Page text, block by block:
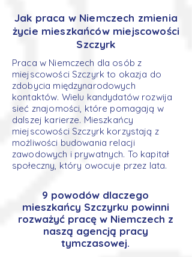
Jak praca w Niemczech zmienia
życie mieszkańców miejscowości
Szczyrk
Praca w Niemczech dla osób z
miejscowości Szczyrk to okazja do
zdobycia międzynarodowych
kontaktów. Wielu kandydatów rozwija
sieć znajomości, które pomagają w
dalszej karierze. Mieszkańcy
miejscowości Szczyrk korzystają z
możliwości budowania relacji
zawodowych i prywatnych. To kapitał
społeczny, który owocuje przez lata.
9 powodów dlaczego
mieszkańcy Szczyrku powinni
rozważyć pracę w Niemczech z
naszą agencją pracy
tymczasowej.